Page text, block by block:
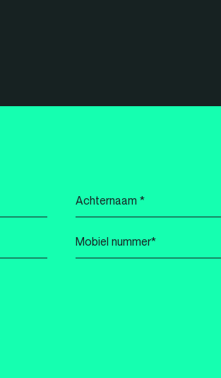
Achternaam
*
Mobiel
nummer